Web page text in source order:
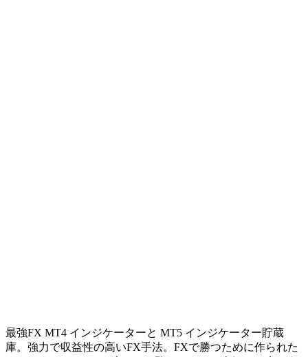
最強FX MT4 インジケーターと MT5 インジケーター貯蔵
庫。強力で収益性の高いFX手法。FXで勝つために作られた